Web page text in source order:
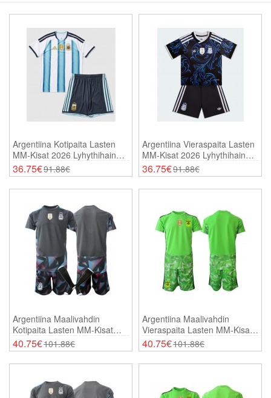
Argentiina Kotipaita Lasten
MM-Kisat 2026 Lyhythihainen
(+ Shortsit)
36.75€91.88€
Argentiina Vieraspaita Lasten
MM-Kisat 2026 Lyhythihainen
(+ Shortsit)
36.75€91.88€
Argentiina Maalivahdin
Kotipaita Lasten MM-Kisat
2026 Lyhythihainen (+
Shortsit)
40.75€101.88€
Argentiina Maalivahdin
Vieraspaita Lasten MM-Kisat
2026 Lyhythihainen (+
Shortsit)
40.75€101.88€